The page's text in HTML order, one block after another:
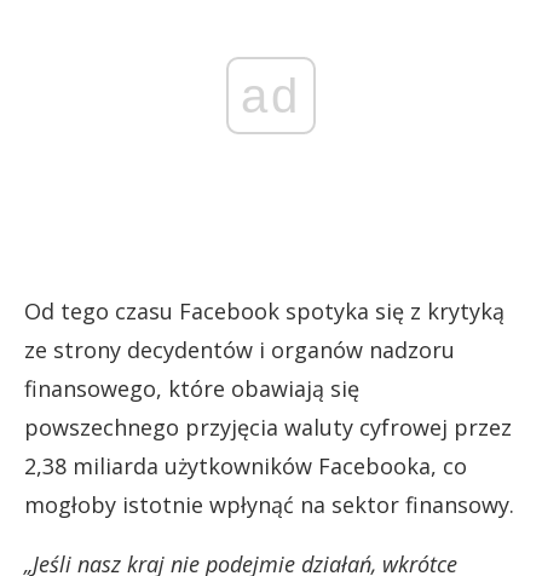
ad
Od tego czasu Facebook spotyka się z krytyką
ze strony decydentów i organów nadzoru
finansowego, które obawiają się
powszechnego przyjęcia waluty cyfrowej przez
2,38 miliarda użytkowników Facebooka, co
mogłoby istotnie wpłynąć na sektor finansowy.
„Jeśli nasz kraj nie podejmie działań, wkrótce